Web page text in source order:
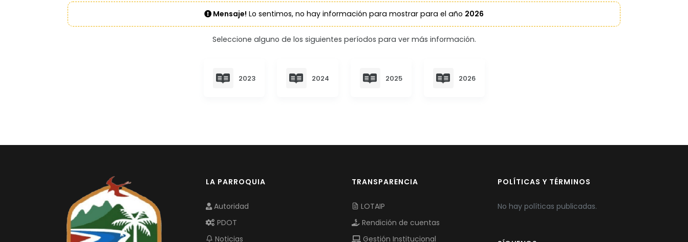
Mensaje! Lo sentimos, no hay información para mostrar para el año 2026
Seleccione alguno de los siguientes períodos para ver más información.
2023 2024 2025 2026
LA PARROQUIA
Autoridad
PDOT
Noticias
TRANSPARENCIA
LOTAIP
Rendición de cuentas
Gestión Institucional
POLÍTICAS Y TÉRMINOS
No hay políticas publicadas.